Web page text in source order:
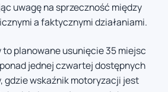
uwagę na sprzeczność między
a faktycznymi działaniami.
to planowane usunięcie 35 miejsc
jednej czwartej dostępnych
gdzie wskaźnik motoryzacji jest